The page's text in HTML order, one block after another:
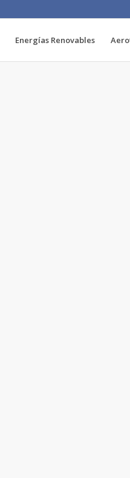
Energías Renovables